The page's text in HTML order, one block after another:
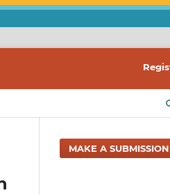
MAKE A SUBMISSION